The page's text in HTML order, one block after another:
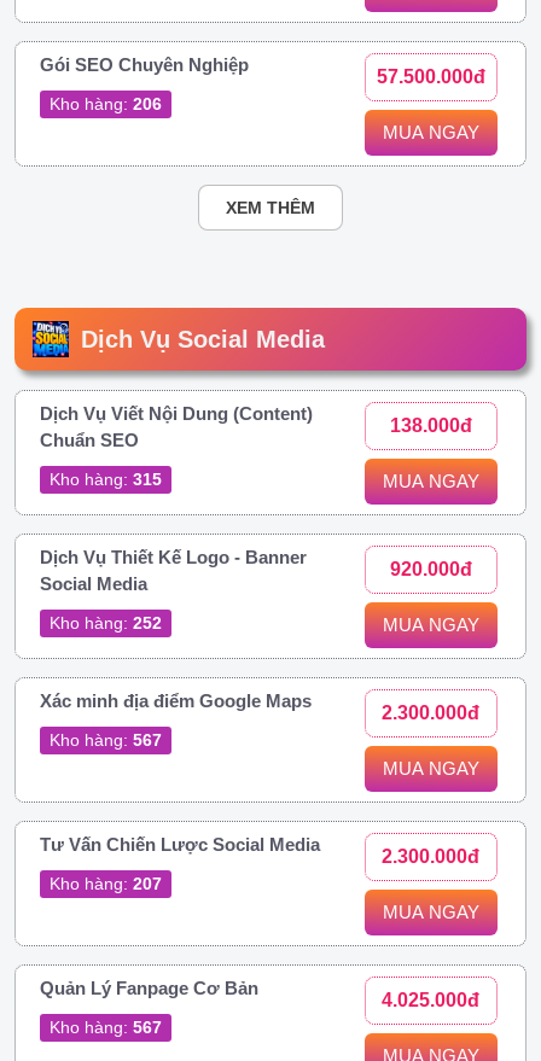
Gói SEO Chuyên Nghiệp
Kho hàng: 206
57.500.000đ
MUA NGAY
XEM THÊM
Dịch Vụ Social Media
Dịch Vụ Viết Nội Dung (Content)
Chuẩn SEO
Kho hàng: 315
138.000đ
MUA NGAY
Dịch Vụ Thiết Kế Logo - Banner
Social Media
Kho hàng: 252
920.000đ
MUA NGAY
Xác minh địa điểm Google Maps
Kho hàng: 567
2.300.000đ
MUA NGAY
Tư Vấn Chiến Lược Social Media
Kho hàng: 207
2.300.000đ
MUA NGAY
Quản Lý Fanpage Cơ Bản
Kho hàng: 567
4.025.000đ
MUA NGAY